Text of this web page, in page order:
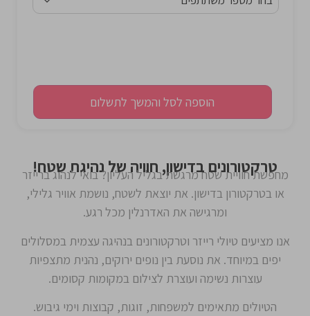
הוספה לסל והמשך לתשלום
טרקטורונים בדישון, חוויה של נהיגת שטח!
מחפשת חוויית שטח מרגשת בגליל העליון? בואי לנהוג ברייזר
או בטרקטורון בדישון. את יוצאת לשטח, נושמת אוויר גלילי,
ומרגישה את האדרנלין מכל רגע.
אנו מציעים טיולי רייזר וטרקטורונים בנהיגה עצמית במסלולים
יפים במיוחד. את נוסעת בין נופים ירוקים, נהנית מתצפיות
עוצרות נשימה ועוצרת לצילום במקומות קסומים.
הטיולים מתאימים למשפחות, זוגות, קבוצות וימי גיבוש.